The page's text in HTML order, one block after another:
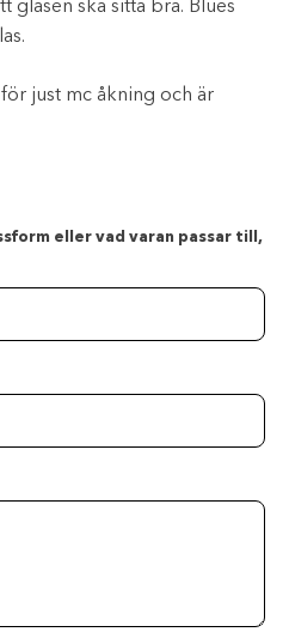
glasen ska sitta bra. Blues
just mc åkning och är
eller vad varan passar till,